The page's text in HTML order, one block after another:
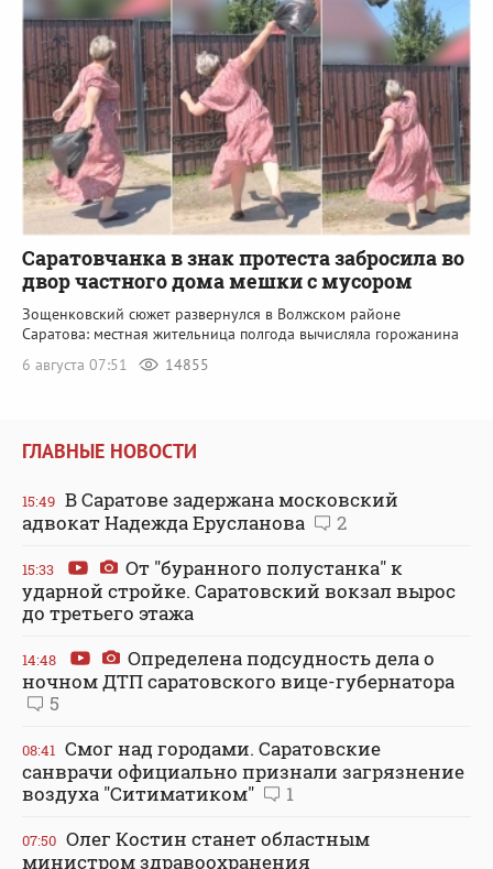
Саратовчанка в знак протеста забросила во
двор частного дома мешки с мусором
Зощенковский сюжет развернулся в Волжском районе
Саратова: местная жительница полгода вычисляла горожанина
6 августа 07:51
14855
ГЛАВНЫЕ НОВОСТИ
15:49 В Саратове задержана московский
адвокат Надежда Ерусланова
2
15:33
От "буранного полустанка" к
ударной стройке. Саратовский вокзал вырос
до третьего этажа
14:48
Определена подсудность дела о
ночном ДТП саратовского вице-губернатора
5
08:41 Смог над городами. Саратовские
санврачи официально признали загрязнение
воздуха "Ситиматиком"
1
07:50 Олег Костин станет областным
министром здравоохранения